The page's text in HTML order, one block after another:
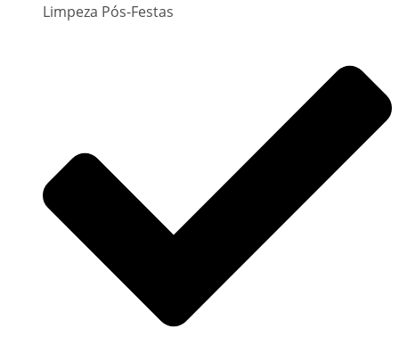
Limpeza Pós-Festas